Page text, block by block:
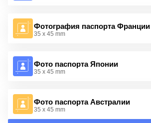
Фотография паспорта Франции
35 x 45 mm
Фото паспорта Японии
35 x 45 mm
Фото паспорта Австралии
35 x 45 mm